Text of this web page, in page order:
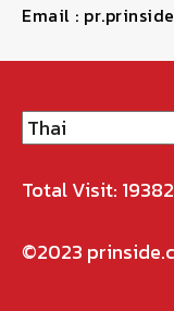
Email :
Total Visit:
©2023